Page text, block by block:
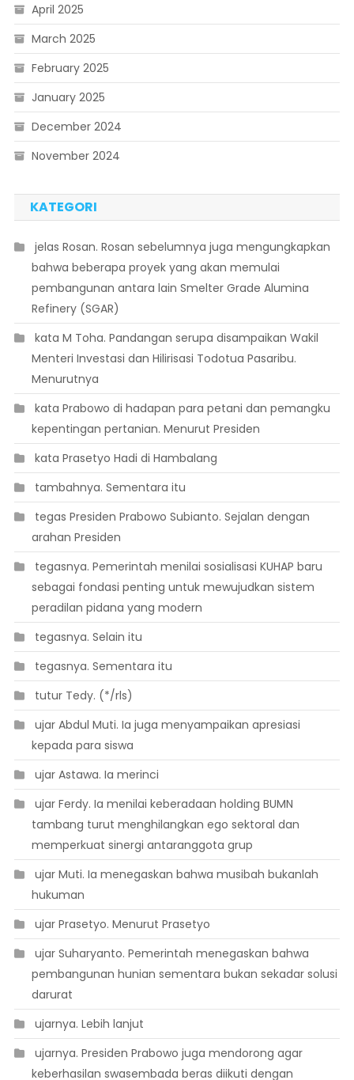
April 2025
March 2025
February 2025
January 2025
December 2024
November 2024
KATEGORI
 jelas Rosan. Rosan sebelumnya juga mengungkapkan
bahwa beberapa proyek yang akan memulai
pembangunan antara lain Smelter Grade Alumina
Refinery (SGAR)
 kata M Toha. Pandangan serupa disampaikan Wakil
Menteri Investasi dan Hilirisasi Todotua Pasaribu.
Menurutnya
 kata Prabowo di hadapan para petani dan pemangku
kepentingan pertanian. Menurut Presiden
 kata Prasetyo Hadi di Hambalang
 tambahnya. Sementara itu
 tegas Presiden Prabowo Subianto. Sejalan dengan
arahan Presiden
 tegasnya. Pemerintah menilai sosialisasi KUHAP baru
sebagai fondasi penting untuk mewujudkan sistem
peradilan pidana yang modern
 tegasnya. Selain itu
 tegasnya. Sementara itu
 tutur Tedy. (*/rls)
 ujar Abdul Muti. Ia juga menyampaikan apresiasi
kepada para siswa
 ujar Astawa. Ia merinci
 ujar Ferdy. Ia menilai keberadaan holding BUMN
tambang turut menghilangkan ego sektoral dan
memperkuat sinergi antaranggota grup
 ujar Muti. Ia menegaskan bahwa musibah bukanlah
hukuman
 ujar Prasetyo. Menurut Prasetyo
 ujar Suharyanto. Pemerintah menegaskan bahwa
pembangunan hunian sementara bukan sekadar solusi
darurat
 ujarnya. Lebih lanjut
 ujarnya. Presiden Prabowo juga mendorong agar
keberhasilan swasembada beras diikuti dengan